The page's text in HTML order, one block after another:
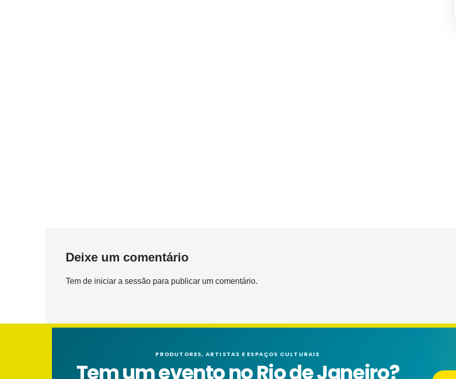
Deixe um comentário
Tem de iniciar a sessão para publicar um comentário.
PRODUTORES, ARTISTAS E ESPAÇOS CULTURAIS
Tem um evento no Rio de Janeiro?